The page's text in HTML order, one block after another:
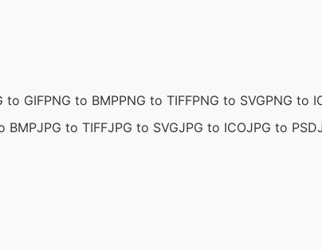
to GIFPNG to BMPPNG to TIFFPNG to SVGPNG to
BMPJPG to TIFFJPG to SVGJPG to ICOJPG to PSD